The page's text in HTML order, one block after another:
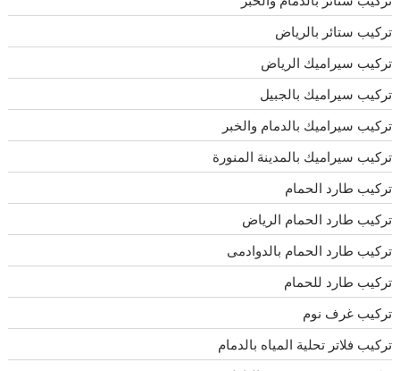
تركيب ستائر بالرياض
تركيب سيراميك الرياض
تركيب سيراميك بالجبيل
تركيب سيراميك بالدمام والخبر
تركيب سيراميك بالمدينة المنورة
تركيب طارد الحمام
تركيب طارد الحمام الرياض
تركيب طارد الحمام بالدوادمى
تركيب طارد للحمام
تركيب غرف نوم
تركيب فلاتر تحلية المياه بالدمام